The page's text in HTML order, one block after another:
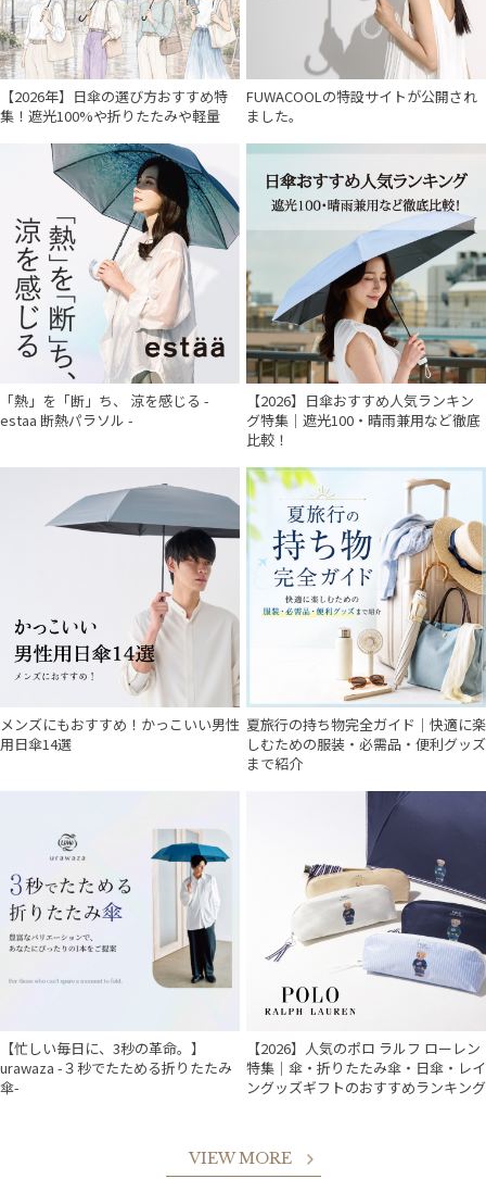
【2026年】日傘の選び方おすすめ特
集！遮光100%や折りたたみや軽量
FUWACOOLの特設サイトが公開され
ました。
「熱」を「断」ち、 涼を感じる -
estaa 断熱パラソル -
【2026】日傘おすすめ人気ランキン
グ特集｜遮光100・晴雨兼用など徹底
比較！
メンズにもおすすめ！かっこいい男性
用日傘14選
夏旅行の持ち物完全ガイド｜快適に楽
しむための服装・必需品・便利グッズ
まで紹介
【忙しい毎日に、3秒の革命。】
urawaza -３秒でたためる折りたたみ
傘-
【2026】人気のポロ ラルフ ローレン
特集｜傘・折りたたみ傘・日傘・レイ
ングッズギフトのおすすめランキング
VIEW MORE